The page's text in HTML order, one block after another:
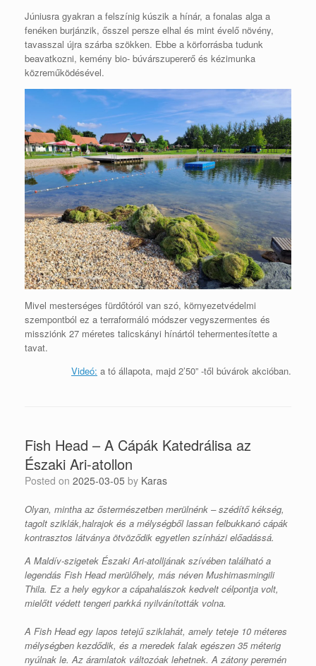
Júniusra gyakran a felszínig kúszik a hínár, a fonalas alga a
fenéken burjánzik, ősszel persze elhal és mint évelő növény,
tavasszal újra szárba szökken. Ebbe a körforrásba tudunk
beavatkozni, kemény bio- búvárszupererő és kézimunka
közreműködésével.
Mivel mesterséges fürdőtóról van szó, környezetvédelmi
szempontból ez a terraformáló módszer vegyszermentes és
missziónk 27 méretes talicskányi hínártól tehermentesítette a
tavat.
Videó: a tó állapota, majd 2’50” -től búvárok akcióban.
Fish Head – A Cápák Katedrálisa az
Északi Ari-atollon
Posted on 2025-03-05 by Karas
Olyan, mintha az őstermészetben merülnénk – szédítő kékség,
tagolt sziklák,halrajok és a mélységből lassan felbukkanó cápák
kontrasztos látványa ötvöződik egyetlen színházi előadássá.
A Maldív-szigetek Északi Ari-atolljának szívében található a
legendás Fish Head merülőhely, más néven Mushimasmingili
Thila. Ez a hely egykor a cápahalászok kedvelt célpontja volt,
mielőtt védett tengeri parkká nyilvánították volna.
A Fish Head egy lapos tetejű sziklahát, amely teteje 10 méteres
mélységben kezdődik, és a meredek falak egészen 35 méterig
nyúlnak le. Az áramlatok változóak lehetnek. A zátony peremén